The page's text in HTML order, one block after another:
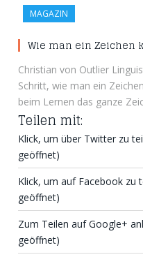
MAGAZIN
Wie man ein Zeichen
Christian von Outlier
Schritt, wie man ein
beim Lernen das ganze
Teilen mit:
Klick, um über Twitter zu
geöffnet)
Klick, um auf Facebook zu
geöffnet)
Zum Teilen auf Google+
geöffnet)